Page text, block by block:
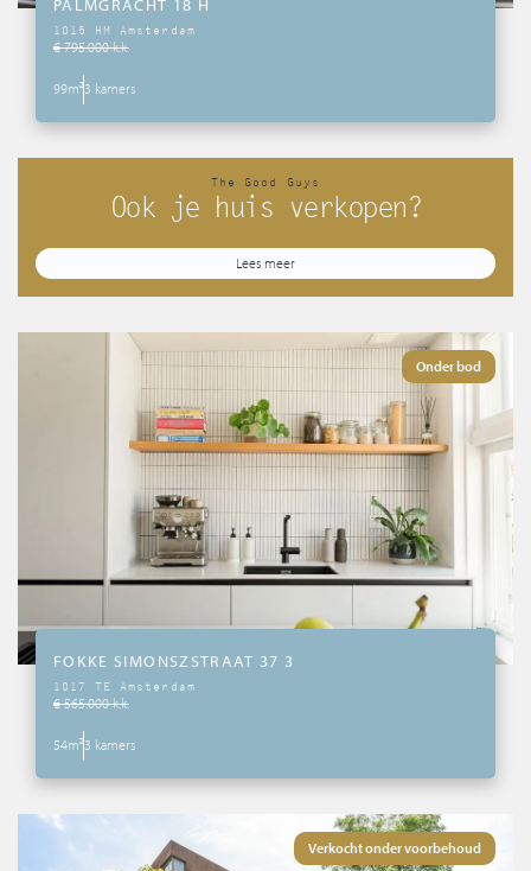
1015 HM Amsterdam
€ 795.000 k.k.
99m²3 kamers
The Good Guys
Ook je huis verkopen?
Lees meer
Onder bod
FOKKE SIMONSZSTRAAT 37 3
1017 TE Amsterdam
€ 565.000 k.k.
54m²3 kamers
Verkocht onder voorbehoud